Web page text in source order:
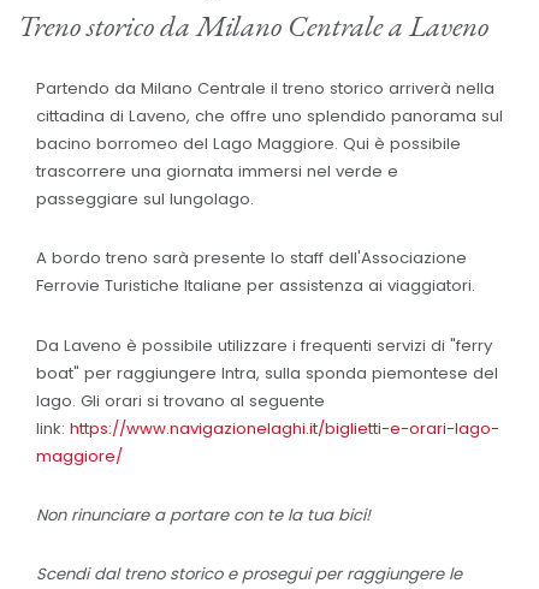
Treno storico da Milano Centrale a Laveno
Partendo da Milano Centrale il treno storico arriverà nella
cittadina di Laveno, che offre uno splendido panorama sul
bacino borromeo del Lago Maggiore. Qui è possibile
trascorrere una giornata immersi nel verde e
passeggiare sul lungolago.
A bordo treno sarà presente lo staff dell'Associazione
Ferrovie Turistiche Italiane per assistenza ai viaggiatori.
Da Laveno è possibile utilizzare i frequenti servizi di "ferry
boat" per raggiungere Intra, sulla sponda piemontese del
lago. Gli orari si trovano al seguente
link: https://www.navigazionelaghi.it/biglietti-e-orari-lago-
maggiore/
Non rinunciare a portare con te la tua bici!
Scendi dal treno storico e prosegui per raggiungere le